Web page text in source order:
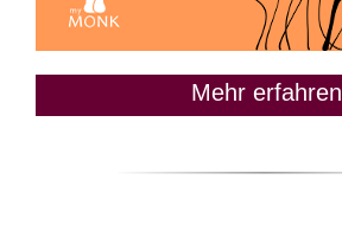
Mehr erfahren